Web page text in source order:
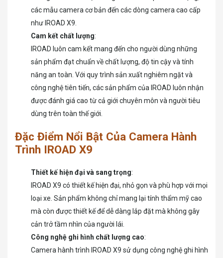
các mẫu camera cơ bản đến các dòng camera cao cấp
như IROAD X9.
Cam kết chất lượng:
IROAD luôn cam kết mang đến cho người dùng những
sản phẩm đạt chuẩn về chất lượng, độ tin cậy và tính
năng an toàn. Với quy trình sản xuất nghiêm ngặt và
công nghệ tiên tiến, các sản phẩm của IROAD luôn nhận
được đánh giá cao từ cả giới chuyên môn và người tiêu
dùng trên toàn thế giới.
Đặc Điểm Nổi Bật Của Camera Hành
Trình IROAD X9
Thiết kế hiện đại và sang trọng:
IROAD X9 có thiết kế hiện đại, nhỏ gọn và phù hợp với mọi
loại xe. Sản phẩm không chỉ mang lại tính thẩm mỹ cao
mà còn được thiết kế để dễ dàng lắp đặt mà không gây
cản trở tầm nhìn của người lái.
Công nghệ ghi hình chất lượng cao:
Camera hành trình IROAD X9 sử dụng công nghệ ghi hình